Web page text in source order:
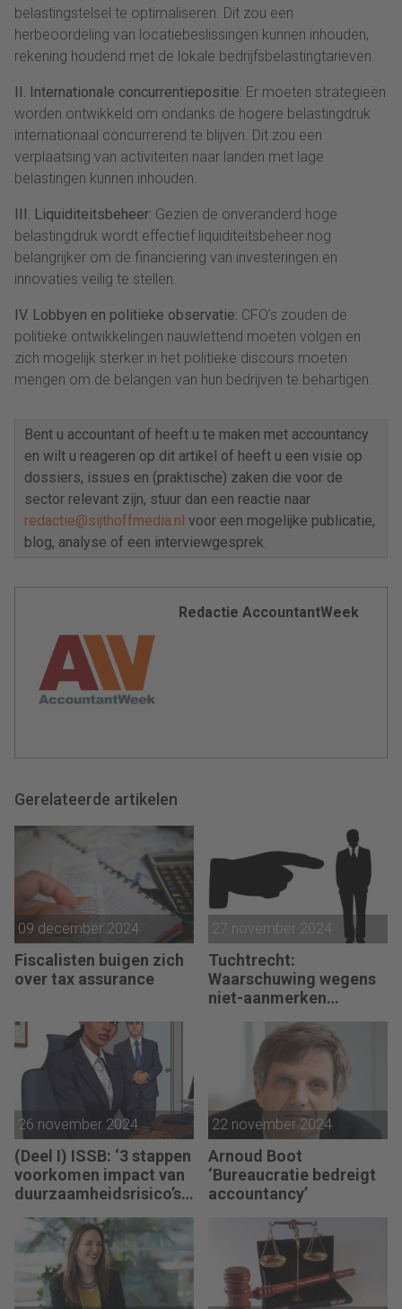
belastingstelsel te optimaliseren. Dit zou een
herbeoordeling van locatiebeslissingen kunnen inhouden,
rekening houdend met de lokale bedrijfsbelastingtarieven.
II. Internationale concurrentiepositie: Er moeten strategieën
worden ontwikkeld om ondanks de hogere belastingdruk
internationaal concurrerend te blijven. Dit zou een
verplaatsing van activiteiten naar landen met lage
belastingen kunnen inhouden.
III. Liquiditeitsbeheer: Gezien de onveranderd hoge
belastingdruk wordt effectief liquiditeitsbeheer nog
belangrijker om de financiering van investeringen en
innovaties veilig te stellen.
IV. Lobbyen en politieke observatie: CFO’s zouden de
politieke ontwikkelingen nauwlettend moeten volgen en
zich mogelijk sterker in het politieke discours moeten
mengen om de belangen van hun bedrijven te behartigen.
Bent u accountant of heeft u te maken met accountancy
en wilt u reageren op dit artikel of heeft u een visie op
dossiers, issues en (praktische) zaken die voor de
sector relevant zijn, stuur dan een reactie naar
redactie@sijthoffmedia.nl voor een mogelijke publicatie,
blog, analyse of een interviewgesprek.
Redactie AccountantWeek
Gerelateerde artikelen
09 december 2024
Fiscalisten buigen zich
over tax assurance
27 november 2024
Tuchtrecht:
Waarschuwing wegens
niet-aanmerken
‘significante
aangelegenheid’
26 november 2024
(Deel I) ISSB: ‘3 stappen
voorkomen impact van
duurzaamheidsrisico’s
22 november 2024
Arnoud Boot
‘Bureaucratie bedreigt
accountancy’